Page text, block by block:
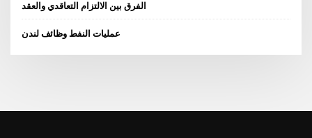
الفرق بين الالتزام التعاقدي والعقد
عمليات النفط وظائف لندن